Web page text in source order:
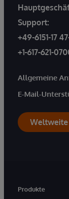
Support:
+49-6151-17
+1-617-621-
Allgemeine
E-Mail-
Produkte